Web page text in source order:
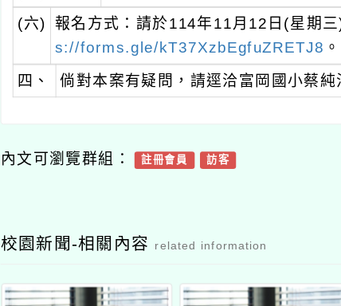
(六)
報名方式：請於114年11月12日(星期
s://forms.gle/kT37XzbEgfuZRETJ8 。
四、 倘對本案有疑問，請逕洽富岡國小蔡
內文可瀏覽群組： 註冊會員 訪客
校園新聞-相關內容 related information